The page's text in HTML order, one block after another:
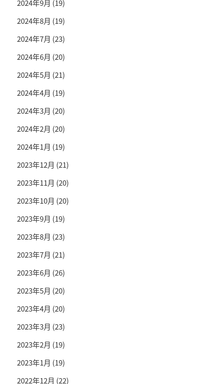
2024年9月 (19)
2024年8月 (19)
2024年7月 (23)
2024年6月 (20)
2024年5月 (21)
2024年4月 (19)
2024年3月 (20)
2024年2月 (20)
2024年1月 (19)
2023年12月 (21)
2023年11月 (20)
2023年10月 (20)
2023年9月 (19)
2023年8月 (23)
2023年7月 (21)
2023年6月 (26)
2023年5月 (20)
2023年4月 (20)
2023年3月 (23)
2023年2月 (19)
2023年1月 (19)
2022年12月 (22)